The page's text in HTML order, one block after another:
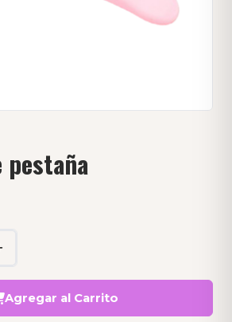
pestaña
Agregar al Carrito